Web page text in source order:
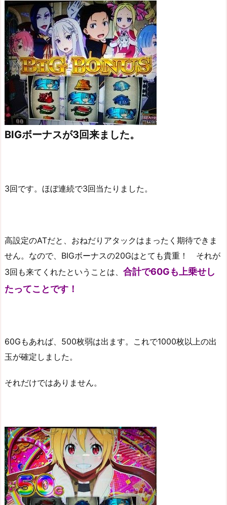
BIGボーナスが3回来ました。
3回です。ほぼ連続で3回当たりました。
高設定のATだと、おねだりアタックはまったく期待できま
せん。なので、BIGボーナスの20Gはとても貴重！ それが
3回も来てくれたということは、 合計で60Gも上乗せし
たってことです！
60Gもあれば、500枚弱は出ます。これで1000枚以上の出
玉が確定しました。
それだけではありません。